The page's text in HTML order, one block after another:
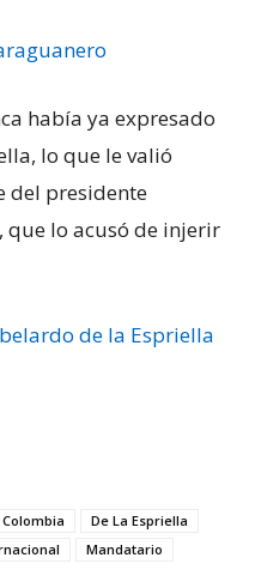
había ya expresado
lo que le valió
del presidente
que lo acusó de injerir
de la Espriella
Colombia
De La Espriella
Mandatario